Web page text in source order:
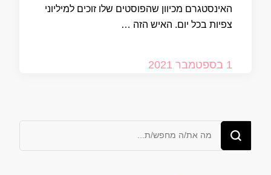
האינסטגרם מכיוון שהפוסטים שלו זוכים למיליוני
צפיות בכל יום. האיש הזה …
1 בספטמבר 2021
מחפש/ת
משהו?